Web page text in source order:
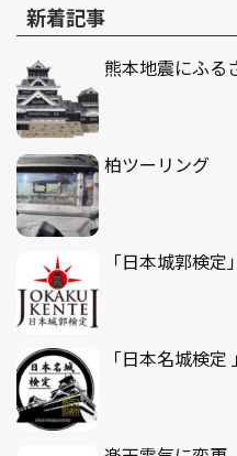
新着記事
熊本地震にふる
柏ツーリング
「日本城郭検
「日本名城検